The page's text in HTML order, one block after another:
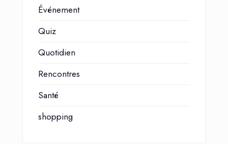
Événement
Quiz
Quotidien
Rencontres
Santé
shopping